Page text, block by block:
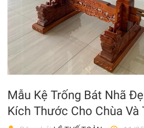
Mẫu Kệ Trống Bát Nhã
Kích Thước Cho Chùa Và